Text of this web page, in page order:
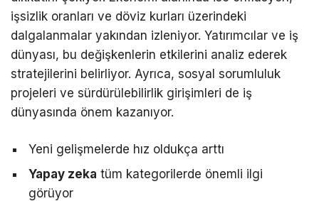
işsizlik oranları ve döviz kurları üzerindeki
dalgalanmalar yakından izleniyor. Yatırımcılar ve iş
dünyası, bu değişkenlerin etkilerini analiz ederek
stratejilerini belirliyor. Ayrıca, sosyal sorumluluk
projeleri ve sürdürülebilirlik girişimleri de iş
dünyasında önem kazanıyor.
Yeni gelişmelerde hız oldukça arttı
Yapay zeka tüm kategorilerde önemli ilgi
görüyor